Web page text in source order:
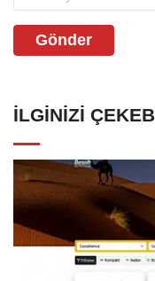
Gönder
İLGINIZI